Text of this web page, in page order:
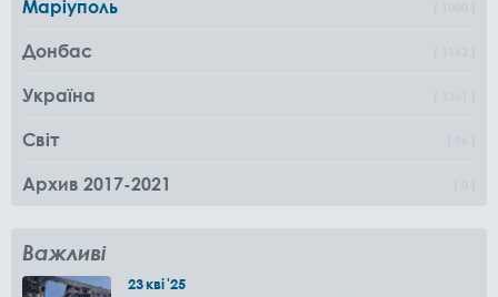
Маріуполь
Донбас
Україна
Світ
Архив 2017-2021
Важливі
23кві'25